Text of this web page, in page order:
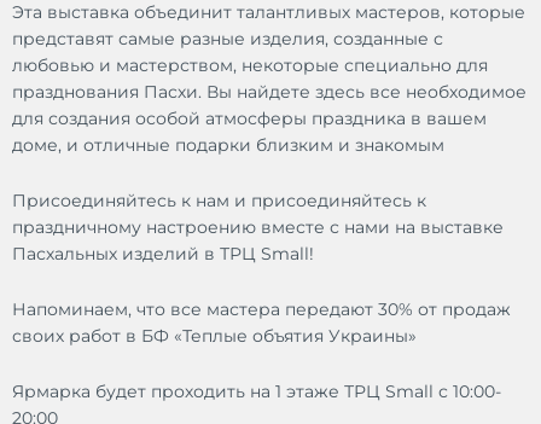
Эта выставка объединит талантливых мастеров, которые
представят самые разные изделия, созданные с
любовью и мастерством, некоторые специально для
празднования Пасхи. Вы найдете здесь все необходимое
для создания особой атмосферы праздника в вашем
доме, и отличные подарки близким и знакомым
Присоединяйтесь к нам и присоединяйтесь к
праздничному настроению вместе с нами на выставке
Пасхальных изделий в ТРЦ Small!
Напоминаем, что все мастера передают 30% от продаж
своих работ в БФ «Теплые объятия Украины»
Ярмарка будет проходить на 1 этаже ТРЦ Small с 10:00-
20:00